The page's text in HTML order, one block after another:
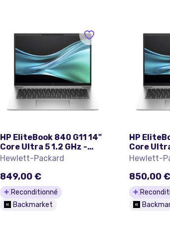
HP EliteBook 840 G11 14"
Core Ultra 5 1.2 GHz -
SSD 512 Go - 16 Go
Hewlett-Packard
849,00 €
Reconditionné
Backmarket
HP
Core
SSD 256
Hewlett-
850,00 €